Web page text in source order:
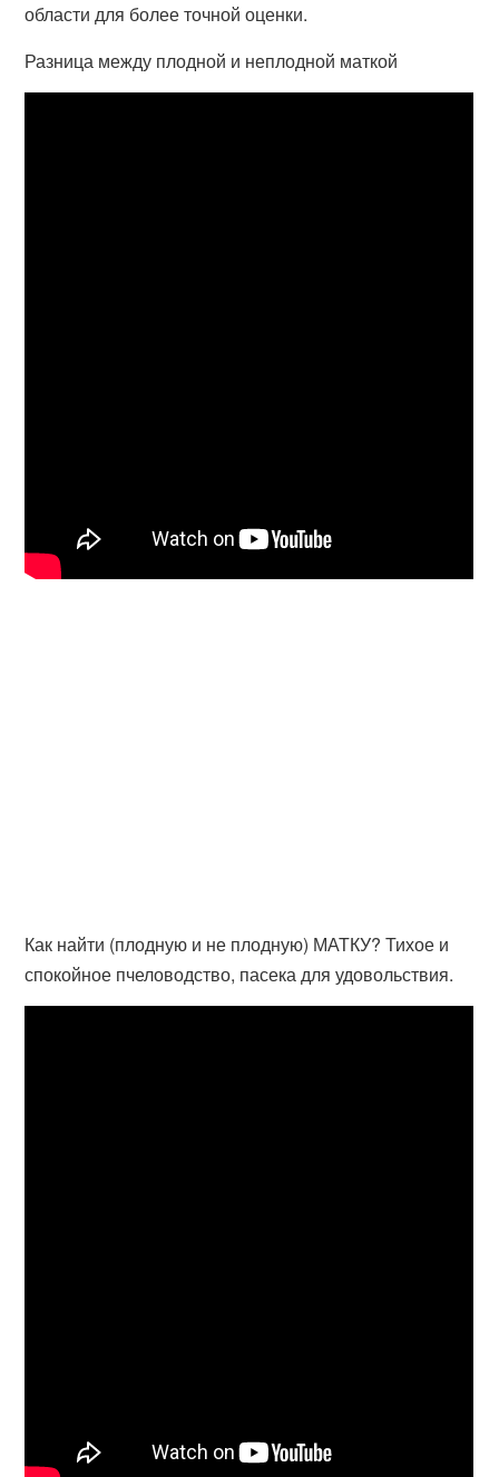
области для более точной оценки.
Разница между плодной и неплодной маткой
Как найти (плодную и не плодную) МАТКУ? Тихое и
спокойное пчеловодство, пасека для удовольствия.